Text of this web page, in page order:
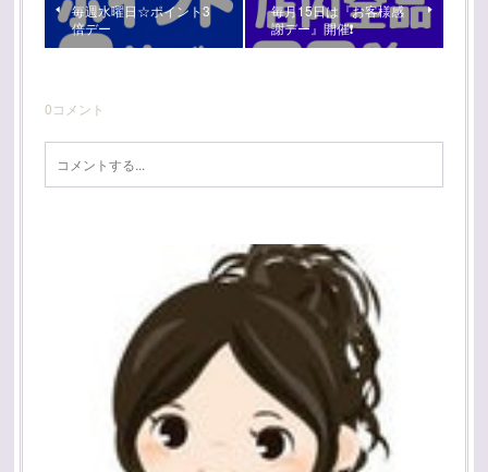
毎週水曜日☆ポイント3
倍デー
毎月15日は『お客様感
謝デー』開催❗
0コメント